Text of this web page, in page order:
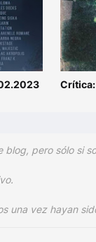
Crítica:
blog, pero sólo si
una vez hayan